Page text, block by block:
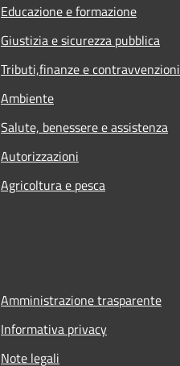
Educazione e formazione
Giustizia e sicurezza pubblica
Tributi,finanze e contravvenzioni
Ambiente
Salute, benessere e assistenza
Autorizzazioni
Agricoltura e pesca
Amministrazione trasparente
Informativa privacy
Note legali